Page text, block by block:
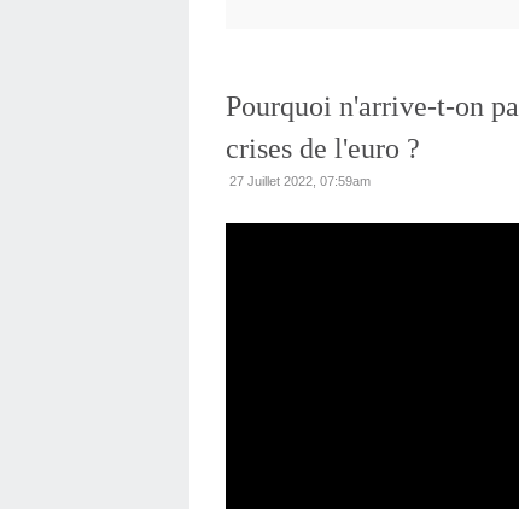
Pourquoi n'arrive-t-on
crises de l'euro ?
27 Juillet 2022, 07:59am